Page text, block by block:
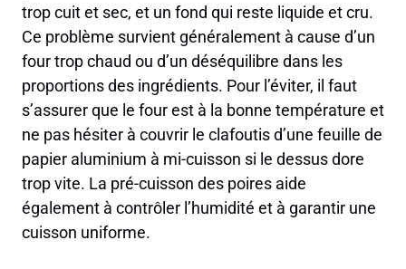
trop cuit et sec, et un fond qui reste liquide et cru.
Ce problème survient généralement à cause d’un
four trop chaud ou d’un déséquilibre dans les
proportions des ingrédients. Pour l’éviter, il faut
s’assurer que le four est à la bonne température et
ne pas hésiter à couvrir le clafoutis d’une feuille de
papier aluminium à mi-cuisson si le dessus dore
trop vite. La pré-cuisson des poires aide
également à contrôler l’humidité et à garantir une
cuisson uniforme.